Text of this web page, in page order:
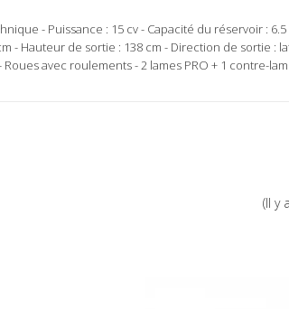
- Puissance : 15 cv - Capacité du réservoir :
- Hauteur de sortie : 138 cm - Direction de sortie
Roues avec roulements - 2 lames PRO + 1 contre-
(Il y